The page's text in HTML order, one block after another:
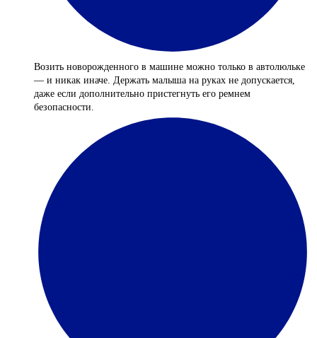
Возить новорожденного в машине можно только в автолюльке
— и никак иначе. Держать малыша на руках не допускается,
даже если дополнительно пристегнуть его ремнем
безопасности.